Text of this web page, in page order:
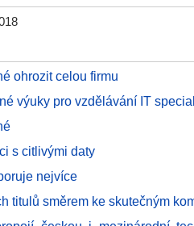
ohrozit celou firmu
výuky pro vzdělávání IT
s citlivými daty
nejvíce
titulů směrem ke skutečným